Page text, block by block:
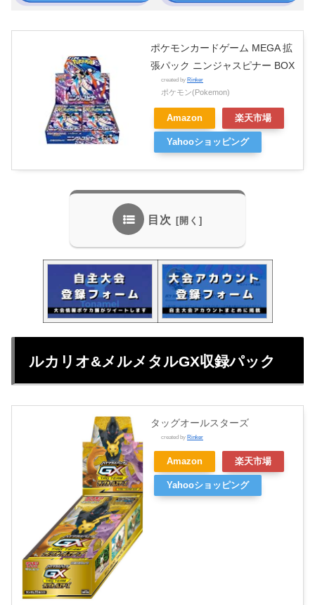
ポケモンカードゲーム MEGA 拡
張パック ニンジャスピナー BOX
created by Rinker
ポケモン(Pokemon)
Amazon 楽天市場
Yahooショッピング
目次
ルカリオ&メルメタルGX収録パック
タッグオールスターズ
created by Rinker
Amazon 楽天市場
Yahooショッピング